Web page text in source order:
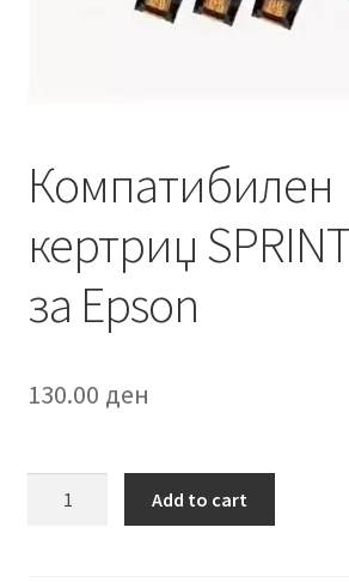
Компатибилен
кертриџ
за Epson
130.00 ден
Add to cart